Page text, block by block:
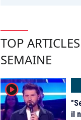
TOP
SEMAINE
player2
il